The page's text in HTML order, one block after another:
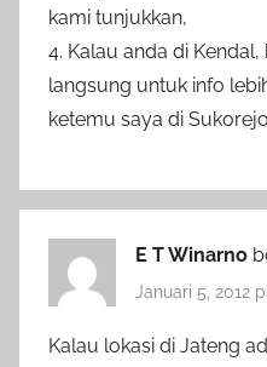
kami tunjukkan,
4. Kalau anda di
langsung untuk info
ketemu saya di
E T Winarno
Januari 5, 2012
Kalau lokasi di Jateng